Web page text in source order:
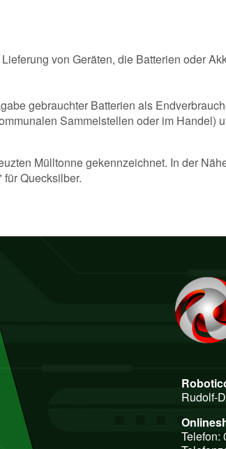
von Geräten, die Batterien oder
gebrauchter Batterien als
Sammelstellen oder im Handel)
Mülltonne gekennzeichnet. In der
Quecksilber.
Rudolf-
Telefon: